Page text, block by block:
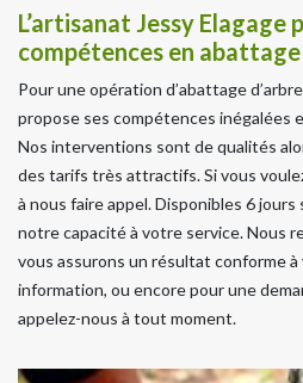
L’artisanat Jessy Elagage
compétences en abattage
Pour une opération d’abattage
propose ses compétences inégalées
Nos interventions sont de qualités
des tarifs très attractifs. Si vous
à nous faire appel. Disponibles 6
notre capacité à votre service. Nous
vous assurons un résultat conforme
information, ou encore pour une
appelez-nous à tout moment.